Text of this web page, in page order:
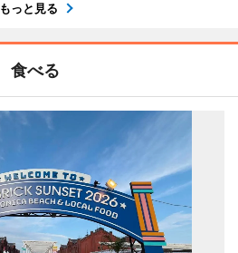
もっと見る
食べる